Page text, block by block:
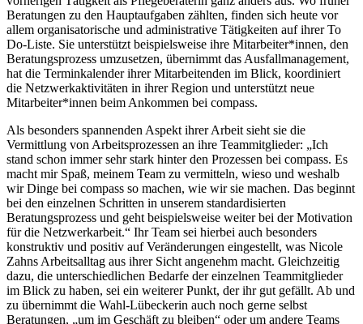
Beratungen zu den Hauptaufgaben zählten, finden sich heute vor
allem organisatorische und administrative Tätigkeiten auf ihrer To
Do-Liste. Sie unterstützt beispielsweise ihre Mitarbeiter*innen, den
Beratungsprozess umzusetzen, übernimmt das Ausfallmanagement,
hat die Terminkalender ihrer Mitarbeitenden im Blick, koordiniert
die Netzwerkaktivitäten in ihrer Region und unterstützt neue
Mitarbeiter*innen beim Ankommen bei compass.
Als besonders spannenden Aspekt ihrer Arbeit sieht sie die
Vermittlung von Arbeitsprozessen an ihre Teammitglieder: „Ich
stand schon immer sehr stark hinter den Prozessen bei compass. Es
macht mir Spaß, meinem Team zu vermitteln, wieso und weshalb
wir Dinge bei compass so machen, wie wir sie machen. Das beginnt
bei den einzelnen Schritten in unserem standardisierten
Beratungsprozess und geht beispielsweise weiter bei der Motivation
für die Netzwerkarbeit.“ Ihr Team sei hierbei auch besonders
konstruktiv und positiv auf Veränderungen eingestellt, was Nicole
Zahns Arbeitsalltag aus ihrer Sicht angenehm macht. Gleichzeitig
dazu, die unterschiedlichen Bedarfe der einzelnen Teammitglieder
im Blick zu haben, sei ein weiterer Punkt, der ihr gut gefällt. Ab und
zu übernimmt die Wahl-Lübeckerin auch noch gerne selbst
Beratungen, „um im Geschäft zu bleiben“ oder um andere Teams